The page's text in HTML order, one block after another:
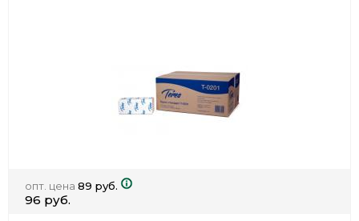
опт. цена 89 руб.
96 руб.